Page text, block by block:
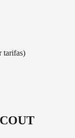
tarifas)